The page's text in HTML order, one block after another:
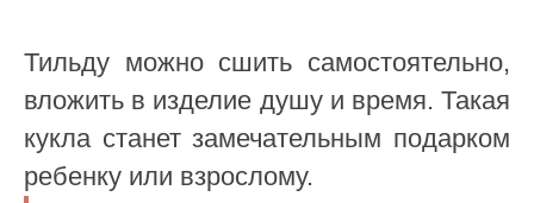
Тильду можно сшить самостоятельно,
вложить в изделие душу и время. Такая
кукла станет замечательным подарком
ребенку или взрослому.